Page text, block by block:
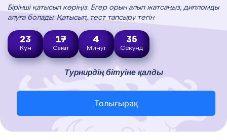
Бірінші қатысып көріңіз. Егер орын алып жатсаңыз, дипломды
алуға болады. Қатысып, тест тапсыру тегін
23
Күн
17
Сағат
4
Минут
34
Секунд
Турнирдің бітуіне қалды
Толығырақ